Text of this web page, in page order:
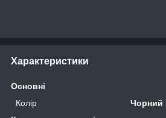
Характеристики
Основні
Колір
Чорний